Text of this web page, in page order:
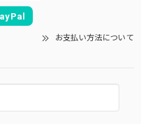
お支払い方法について